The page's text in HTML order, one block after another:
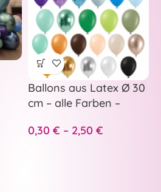
Ballons aus Latex Ø 30
cm – alle Farben –
0,30 € – 2,50 €